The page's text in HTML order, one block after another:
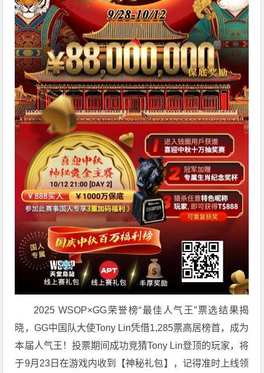
2025 WSOP×GG荣誉榜“最佳人气王”票选结果揭
晓，GG中国队大使Tony Lin凭借1,285票高居榜首，成为
本届人气王！投票期间成功竞猜Tony Lin登顶的玩家，将
于9月23日在游戏内收到【神秘礼包】，记得准时上线领